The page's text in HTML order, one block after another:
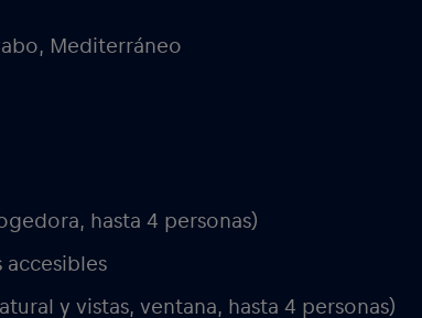
Mediterráneo
hasta 4 personas)
accesibles
y vistas, ventana, hasta 4 personas)